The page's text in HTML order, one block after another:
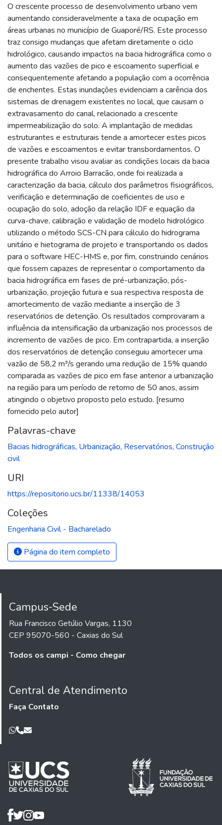
O crescente processo de desenvolvimento urbano vem
aumentando consideravelmente a taxa de ocupação em
áreas urbanas no município de Guaporé/RS. Este processo
traz consigo mudanças que afetam diretamente o ciclo
hidrológico, causando impactos na bacia hidrográfica como o
aumento das vazões de pico e escoamento superficial e
consequentemente afetando a população com a ocorrência
de enchentes. Estas inundações evidenciam a carência dos
sistemas de drenagem existentes no local, que causam o
extravasamento do canal, relacionado a crescente
impermeabilização do solo. A implantação de medidas
estruturantes e estruturais tende a amortecer estes picos
de vazões e escoamentos e evitar transbordamentos. O
presente trabalho visou avaliar as condições locais da bacia
hidrográfica do Arroio Barracão, onde foi realizada a
caracterização da bacia, cálculo dos parâmetros fisiográficos,
verificação e determinação de coeficientes de uso e
ocupação do solo, adoção da relação IDF e equação da
curva-chave, calibração e validação de modelo hidrológico
utilizando o método SCS-CN para cálculo do hidrograma
unitário e hietograma de projeto e transportando os dados
para o software HEC-HMS e, por fim, construindo cenários
que fossem capazes de representar o comportamento da
bacia hidrográfica em fases de pré-urbanização, pós-
urbanização, projeção futura e sua respectiva resposta de
amortecimento de vazão mediante a inserção de 3
reservatórios de detenção. Os resultados comprovaram a
influência da intensificação da urbanização nos processos de
incremento de vazões de pico. Em contrapartida, a inserção
dos reservatórios de detenção conseguiu amortecer uma
vazão de 58,2 m³/s gerando uma redução de 15% quando
comparada as vazões de pico em fase anterior a urbanização
na região para um período de retorno de 50 anos, assim
atingindo o objetivo proposto pelo estudo. [resumo
fornecido pelo autor]
Palavras-chave
Bacias hidrográficas, Urbanização, Reservatórios, Construção
civil
URI
https://repositorio.ucs.br/11338/14053
Coleções
Engenharia Civil - Bacharelado
Página do item completo
Campus-Sede
Rua Francisco Getúlio Vargas, 1130
CEP 95070-560 - Caxias do Sul
Todos os campi - Como chegar
Central de Atendimento
Faça Contato